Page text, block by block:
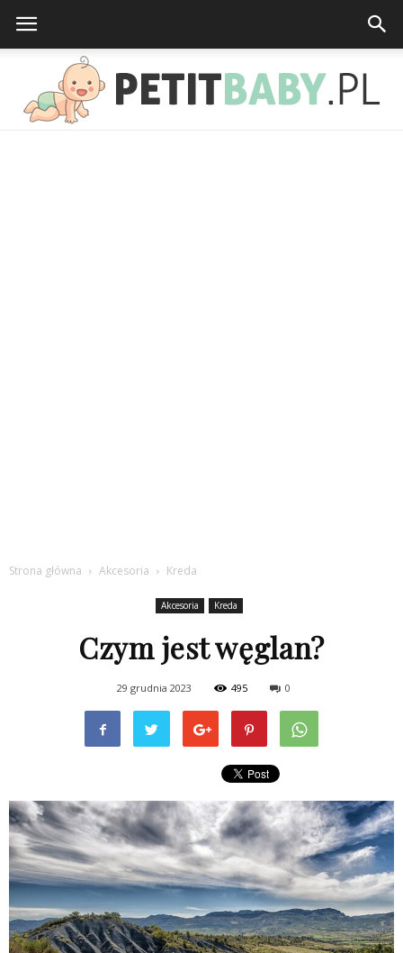
Strona główna Akcesoria Kreda
Akcesoria Kreda
Czym jest węglan?
29 grudnia 2023 495 0